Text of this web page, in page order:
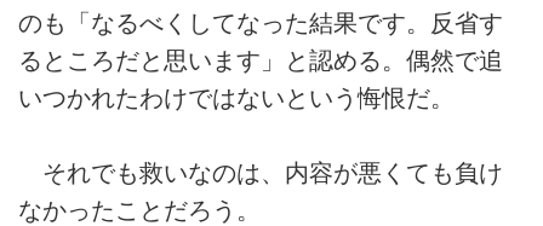
のも「なるべくしてなった結果です。反省す
るところだと思います」と認める。偶然で追
いつかれたわけではないという悔恨だ。
それでも救いなのは、内容が悪くても負け
なかったことだろう。